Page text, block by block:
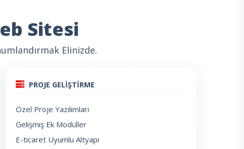
Sitesi
Elinizde.
PROJE GELİŞTİRME
Özel Proje Yazılımları
Gelişmiş Ek Modüller
E-ticaret Uyumlu Altyapı